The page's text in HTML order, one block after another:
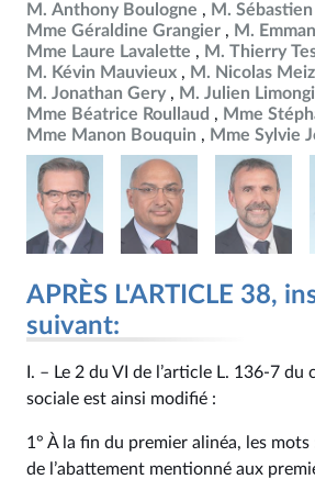
M. Anthony Boulogne
M.
Mme Géraldine Grangier
M.
Mme Laure Lavalette
M. Thierry
M. Kévin Mauvieux
M. Nicolas
M. Jonathan Gery
M. Julien Limongi
Mme Béatrice Roullaud
Mme
Mme Manon Bouquin
Mme Sylvie
APRÈS L'ARTICLE 38,
suivant:
I. – Le 2 du VI de l’article L. 136‑7
sociale est ainsi modifié :
1° À la fin du premier alinéa, les mots
de l’abattement mentionné aux